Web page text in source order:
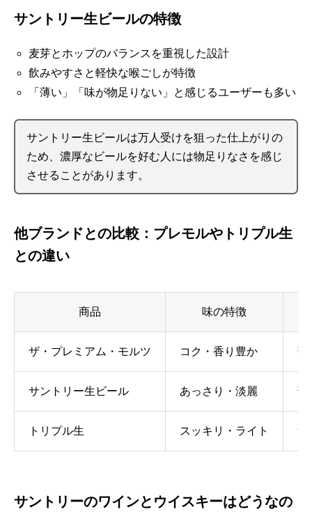
サントリー生ビールの特徴
麦芽とホップのバランスを重視した設計
飲みやすさと軽快な喉ごしが特徴
「薄い」「味が物足りない」と感じるユーザーも多い
サントリー生ビールは万人受けを狙った仕上がりの
ため、濃厚なビールを好む人には物足りなさを感じ
させることがあります。
他ブランドとの比較：プレモルやトリプル生
との違い
商品 味の特徴
ザ・プレミアム・モルツ コク・香り豊か 華
サントリー生ビール あっさり・淡麗 薄
トリプル生 スッキリ・ライト 飲
サントリーのワインとウイスキーはどうなの